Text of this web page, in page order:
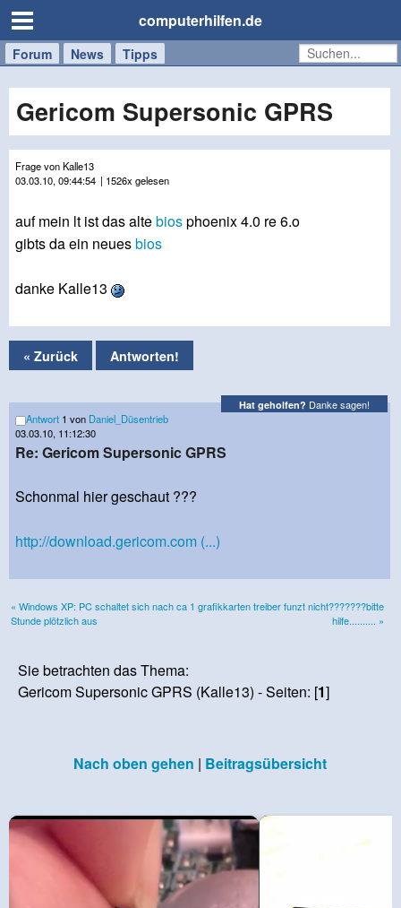
computerhilfen.de
Forum News Tipps
Handy
Tablet
Windows
Mac
Gericom Supersonic GPRS
Frage von Kalle13
03.03.10, 09:44:54 | 1526x gelesen
auf mein lt ist das altebiosphoenix 4.0 re 6.o
gibts da ein neuesbios
danke Kalle13
« Zurück Antworten!
Hat geholfen? Danke sagen!
Antwort 1 von Daniel_Düsentrieb
03.03.10, 11:12:30
Re: Gericom Supersonic GPRS
Schonmal hier geschaut ???
http://download.gericom.com (...)
« Windows XP: PC schaltet sich nach ca 1
Stunde plötzlich aus
grafikkarten treiber funzt nicht???????bitte
hilfe.......... »
Sie betrachten das Thema:
Gericom Supersonic GPRS (Kalle13) - Seiten: [1]
Nach oben gehen | Beitragsübersicht